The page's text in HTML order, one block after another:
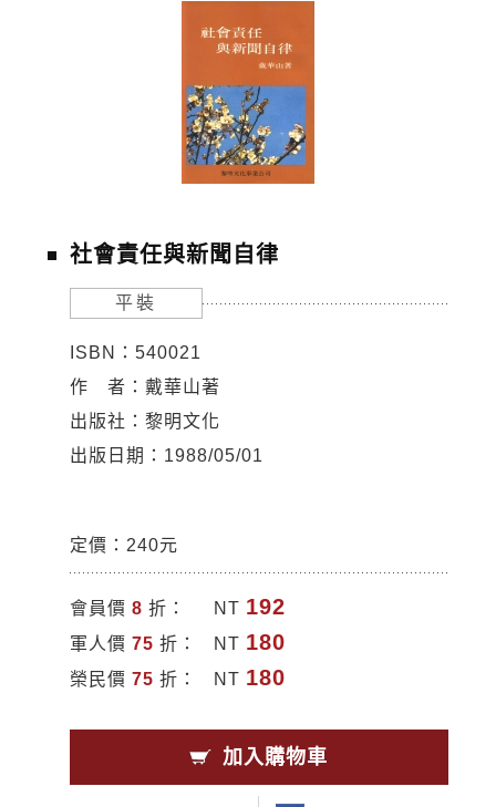
社會責任與新聞自律
平裝
ISBN：540021
作 者：戴華山著
出版社：黎明文化
出版日期：1988/05/01
定價：240元
會員價 8 折： NT 192
軍人價 75 折： NT 180
榮民價 75 折： NT 180
加入購物車